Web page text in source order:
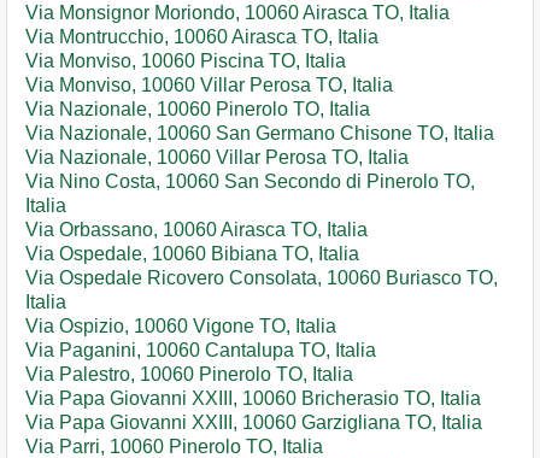
Via Monsignor Moriondo, 10060 Airasca TO, Italia
Via Montrucchio, 10060 Airasca TO, Italia
Via Monviso, 10060 Piscina TO, Italia
Via Monviso, 10060 Villar Perosa TO, Italia
Via Nazionale, 10060 Pinerolo TO, Italia
Via Nazionale, 10060 San Germano Chisone TO, Italia
Via Nazionale, 10060 Villar Perosa TO, Italia
Via Nino Costa, 10060 San Secondo di Pinerolo TO,
Italia
Via Orbassano, 10060 Airasca TO, Italia
Via Ospedale, 10060 Bibiana TO, Italia
Via Ospedale Ricovero Consolata, 10060 Buriasco TO,
Italia
Via Ospizio, 10060 Vigone TO, Italia
Via Paganini, 10060 Cantalupa TO, Italia
Via Palestro, 10060 Pinerolo TO, Italia
Via Papa Giovanni XXIII, 10060 Bricherasio TO, Italia
Via Papa Giovanni XXIII, 10060 Garzigliana TO, Italia
Via Parri, 10060 Pinerolo TO, Italia